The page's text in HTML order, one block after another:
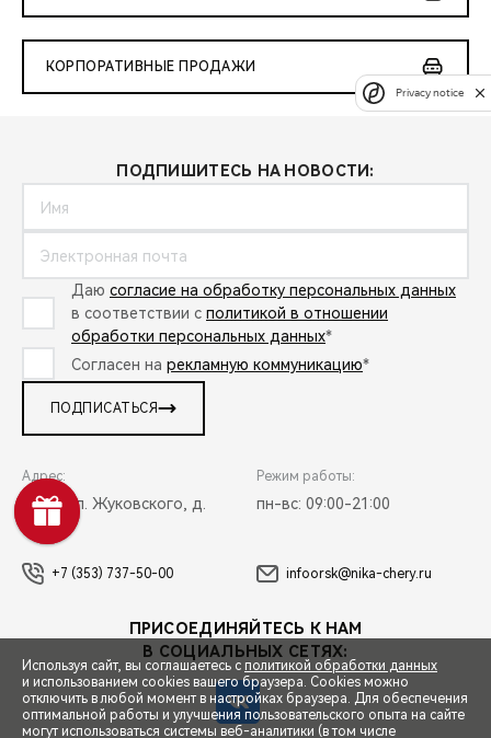
КОРПОРАТИВНЫЕ ПРОДАЖИ
ПОДПИШИТЕСЬ НА НОВОСТИ:
Даю согласие на обработку персональных данных
в соответствии с политикой в отношении
обработки персональных данных*
Согласен на рекламную коммуникацию*
ПОДПИСАТЬСЯ
Адрес:
Орск, ул. Жуковского, д.
17А
Режим работы:
пн-вс: 09:00-21:00
+7 (353) 737-50-00 infoorsk@nika-chery.ru
ПРИСОЕДИНЯЙТЕСЬ К НАМ
В СОЦИАЛЬНЫХ СЕТЯХ:
Используя сайт, вы соглашаетесь с политикой обработки данных
и использованием cookies вашего браузера. Cookies можно
отключить в любой момент в настройках браузера. Для обеспечения
оптимальной работы и улучшения пользовательского опыта на сайте
могут использоваться системы веб-аналитики (в том числе
Privacy notice